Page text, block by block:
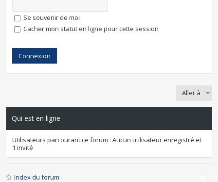
Se souvenir de moi
Cacher mon statut en ligne pour cette session
Aller à
Qui est en ligne
Utilisateurs parcourant ce forum : Aucun utilisateur enregistré et
1 invité
Index du forum